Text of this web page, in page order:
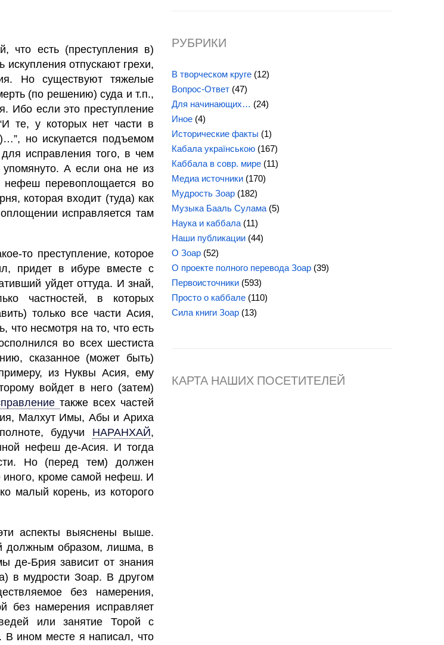
что есть (преступления в)
искупления отпускают грехи,
Но существуют тяжелые
(по решению) суда и т.п.,
Ибо если это преступление
те, у которых нет части в
но искупается подъемом
исправления того, в чем
упомянуто. А если она не из
нефеш перевоплощается во
которая входит (туда) как
исправляется там
то преступление, которое
придет в ибуре вместе с
уйдет оттуда. И знай,
частностей, в которых
только все части Асия,
что несмотря на то, что есть
во всех шестиста
сказанное (может быть)
из Нуквы Асия, ему
войдет в него (затем)
также всех частей
Малхут Имы, Абы и Ариха
будучи
НАРАНХАЙ,
нефеш де-Асия. И тогда
Но (перед тем) должен
иного, кроме самой нефеш. И
малый корень, из которого
аспекты выяснены выше.
должным образом, лишма, в
де-Брия зависит от знания
в мудрости Зоар. В другом
без намерения,
без намерения исправляет
или занятие Торой с
ином месте я написал, что
РУБРИКИ
В творческом круге (12)
Вопрос-Ответ (47)
Для начинающих… (24)
Иное (4)
Исторические факты (1)
Кабала українською (167)
Каббала в совр. мире (11)
Медиа источники (170)
Мудрость Зоар (182)
Музыка Бааль Сулама (5)
Наука и каббала (11)
Наши публикации (44)
О Зоар (52)
О проекте полного перевода Зоар (39)
Первоисточники (593)
Просто о каббале (110)
Сила книги Зоар (13)
КАРТА НАШИХ ПОСЕТИТЕЛЕЙ